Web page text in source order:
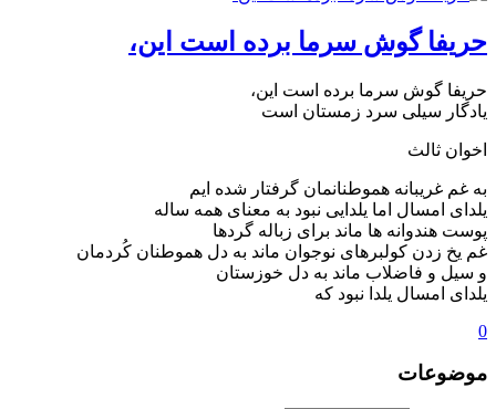
حريفا گوش سرما برده است اين،
حريفا گوش سرما برده است اين،
يادگار سيلی سرد زمستان است
اخوان ثالث
به غم غریبانه هموطنانمان گرفتار شده ایم
یلدای امسال اما یلدایی نبود به معنای همه ساله
پوست هندوانه ها ماند برای زباله گردها
غم یخ زدن کولبرهای نوجوان ماند به دل هموطنان کُردمان
و سیل و فاضلاب ماند به دل خوزستان
یلدای امسال یلدا نبود که
0
موضوعات